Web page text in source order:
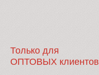
Только для
ОПТОВЫХ клиентов